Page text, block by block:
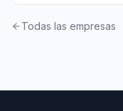
Todas las empresas